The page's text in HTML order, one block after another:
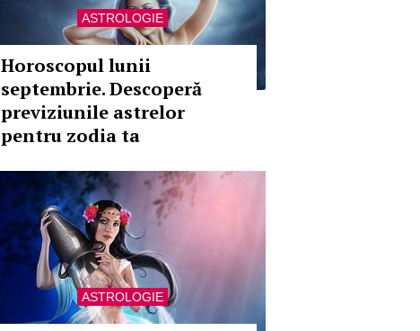
ASTROLOGIE
Horoscopul lunii
septembrie. Descoperă
previziunile astrelor
pentru zodia ta
ASTROLOGIE